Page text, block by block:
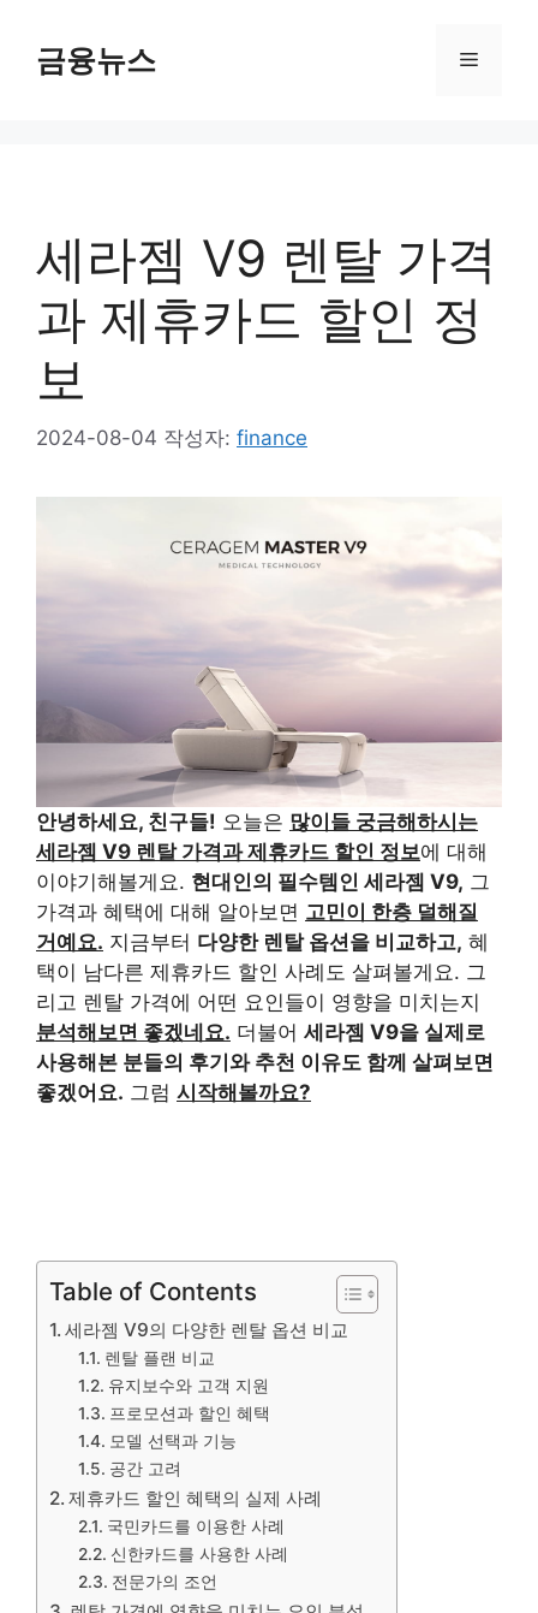
금융뉴스 메
세라젬 V9 렌탈 가격
과 제휴카드 할인 정
보
2024-08-04 작성자: finance
안녕하세요, 친구들! 오늘은 많이들 궁금해하시는
세라젬 V9 렌탈 가격과 제휴카드 할인 정보에 대해
이야기해볼게요. 현대인의 필수템인 세라젬 V9, 그
가격과 혜택에 대해 알아보면 고민이 한층 덜해질
거예요. 지금부터 다양한 렌탈 옵션을 비교하고, 혜
택이 남다른 제휴카드 할인 사례도 살펴볼게요. 그
리고 렌탈 가격에 어떤 요인들이 영향을 미치는지
분석해보면 좋겠네요. 더불어 세라젬 V9을 실제로
사용해본 분들의 후기와 추천 이유도 함께 살펴보면
좋겠어요. 그럼 시작해볼까요?
Table of Contents
세라젬 V9의 다양한 렌탈 옵션 비교
렌탈 플랜 비교
유지보수와 고객 지원
프로모션과 할인 혜택
모델 선택과 기능
공간 고려
제휴카드 할인 혜택의 실제 사례
국민카드를 이용한 사례
신한카드를 사용한 사례
전문가의 조언